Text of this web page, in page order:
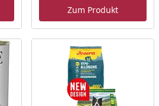
Zum Produkt